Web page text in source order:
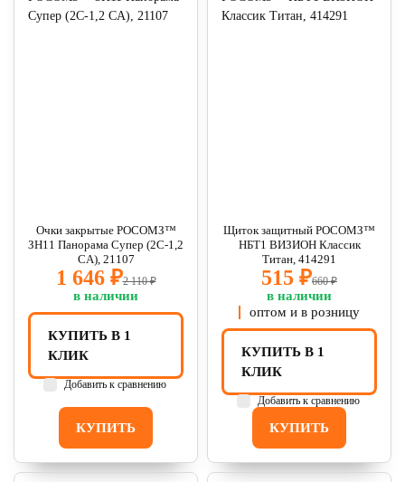
Очки закрытые РОСОМЗ™
ЗН11 Панорама Супер (2С-1,2
CA), 21107
1 646 ₽2 110 ₽
в наличии
КУПИТЬ
КУПИТЬ В 1
КЛИК
Добавить к сравнению
Щиток защитный РОСОМЗ™
НБТ1 ВИЗИОН Классик
Титан, 414291
515 ₽660 ₽
в наличии
оптом и в розницу
КУПИТЬ
КУПИТЬ В 1
КЛИК
Добавить к сравнению